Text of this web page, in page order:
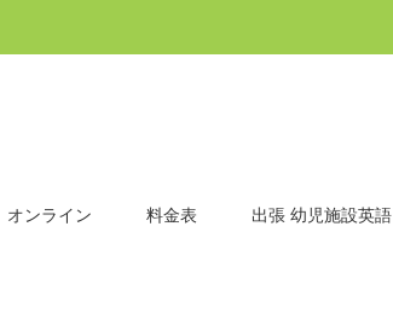
オンライン 料金表 出張 幼児施設英語